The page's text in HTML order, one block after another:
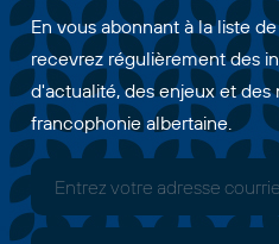
En vous abonnant à la liste
recevrez régulièrement des
d'actualité, des enjeux et
francophonie albertaine.